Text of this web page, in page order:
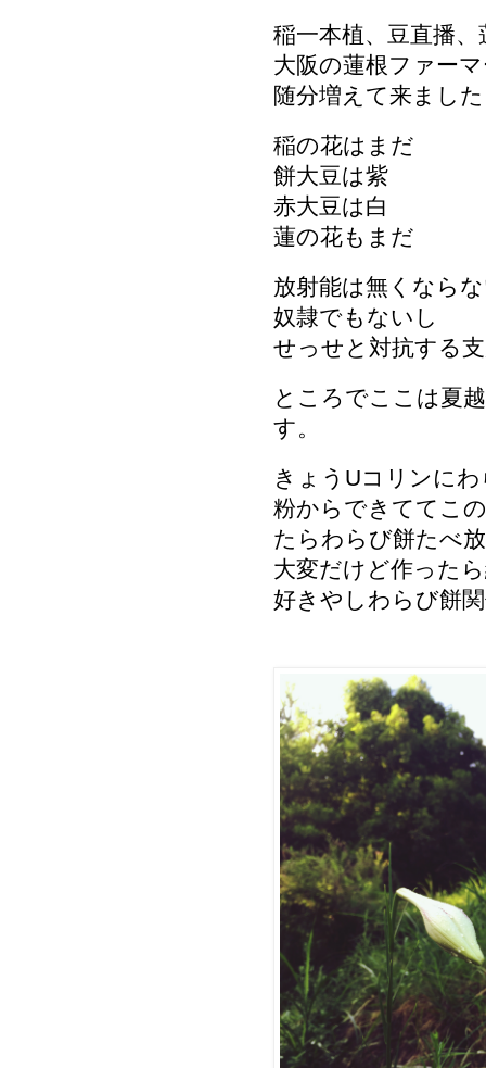
稲一本植、豆直播
大阪の蓮根ファー
随分増えて来まし
稲の花はまだ
餅大豆は紫
赤大豆は白
蓮の花もまだ
放射能は無くなら
奴隷でもないし
せっせと対抗する
ところでここは夏
す。
きょうUコリンに
粉からできててこ
たらわらび餅たべ
大変だけど作った
好きやしわらび餅